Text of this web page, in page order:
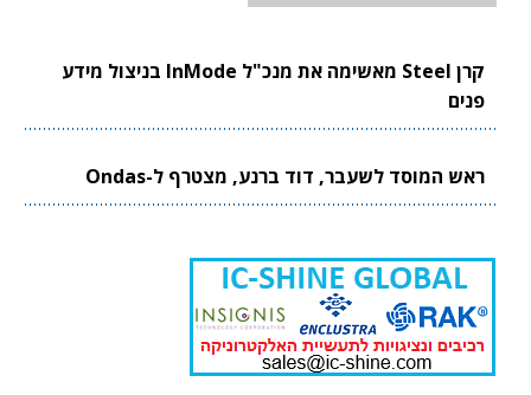
קרן Steel מאשימה את מנכ"ל InMode בניצול מידע
פנים
ראש המוסד לשעבר, דוד ברנע, מצטרף ל-Ondas